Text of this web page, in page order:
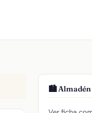
🏙️ Almadén